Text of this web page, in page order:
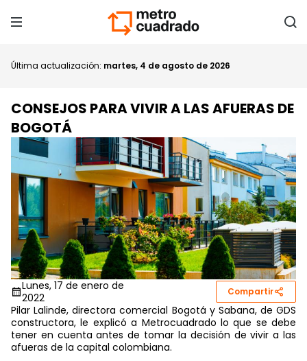
Última actualización: martes, 4 de agosto de 2026
CONSEJOS PARA VIVIR A LAS AFUERAS DE
BOGOTÁ
Lunes, 17 de enero de
2022
Compartir
Pilar Lalinde, directora comercial Bogotá y Sabana, de GDS
constructora, le explicó a Metrocuadrado lo que se debe
tener en cuenta antes de tomar la decisión de vivir a las
afueras de la capital colombiana.